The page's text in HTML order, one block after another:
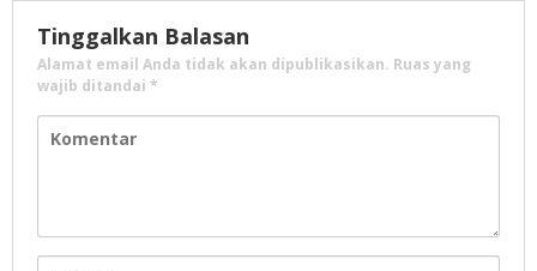
Tinggalkan Balasan
Alamat email Anda tidak akan dipublikasikan. Ruas yang
wajib ditandai *